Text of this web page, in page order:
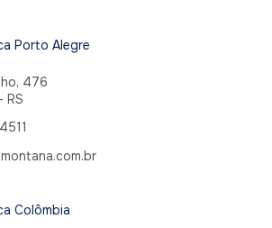
Porto Alegre
476
RS
Colômbia